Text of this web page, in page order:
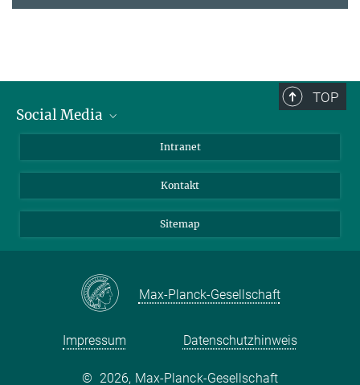
TOP
Social Media
LinkedIn
Intranet
Kontakt
Sitemap
Max-Planck-Gesellschaft
Impressum Datenschutzhinweis
© 2026, Max-Planck-Gesellschaft